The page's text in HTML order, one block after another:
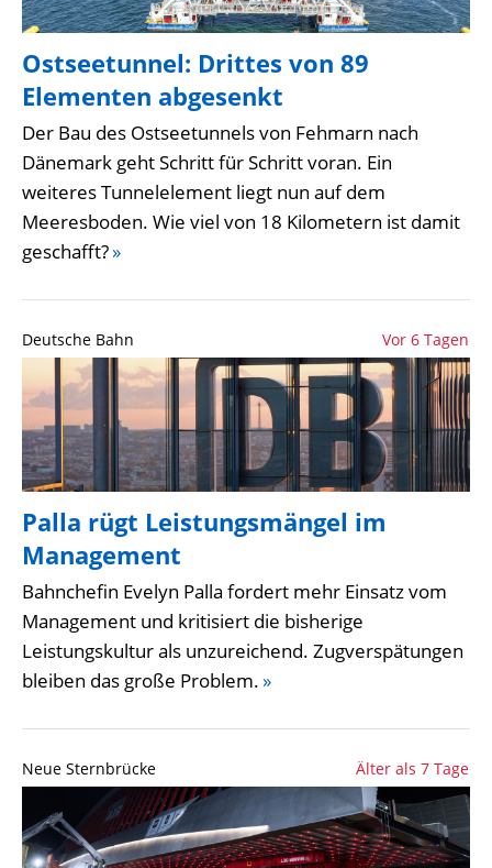
Ostseetunnel: Drittes von 89
Elementen abgesenkt
Der Bau des Ostseetunnels von Fehmarn nach
Dänemark geht Schritt für Schritt voran. Ein
weiteres Tunnelelement liegt nun auf dem
Meeresboden. Wie viel von 18 Kilometern ist damit
geschafft?»
Deutsche Bahn Vor 6 Tagen
Palla rügt Leistungsmängel im
Management
Bahnchefin Evelyn Palla fordert mehr Einsatz vom
Management und kritisiert die bisherige
Leistungskultur als unzureichend. Zugverspätungen
bleiben das große Problem.»
Neue Sternbrücke Älter als 7 Tage